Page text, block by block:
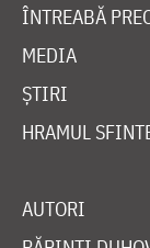
ÎNTREABĂ
MEDIA
ȘTIRI
HRAMUL
AUTORI